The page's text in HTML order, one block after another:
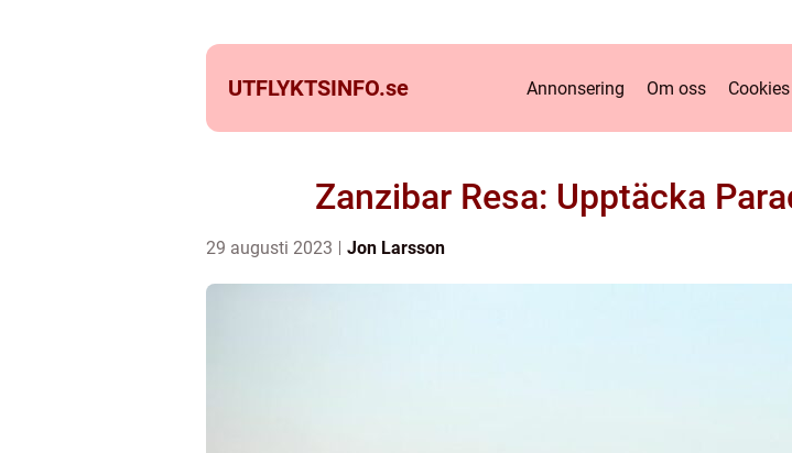
UTFLYKTSINFO.se Annonsering Om oss Cookies
Zanzibar Resa: Upptäcka
29 augusti 2023 Jon Larsson